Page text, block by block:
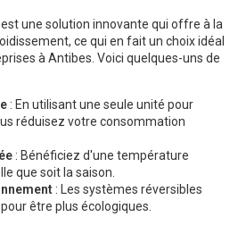
une solution innovante qui offre à la
ce qui en fait un choix idéal
à Antibes. Voici quelques-uns de
: En utilisant une seule unité pour
réduisez votre consommation
: Bénéficiez d'une température
que soit la saison.
: Les systèmes réversibles
être plus écologiques.